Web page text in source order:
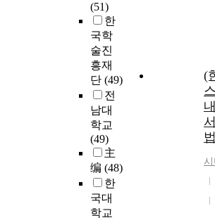
(51)
한
국학
술진
흥재
단 (49)
전
남대
학교
(49)
主
编 (48)
한
국대
학교
(
법